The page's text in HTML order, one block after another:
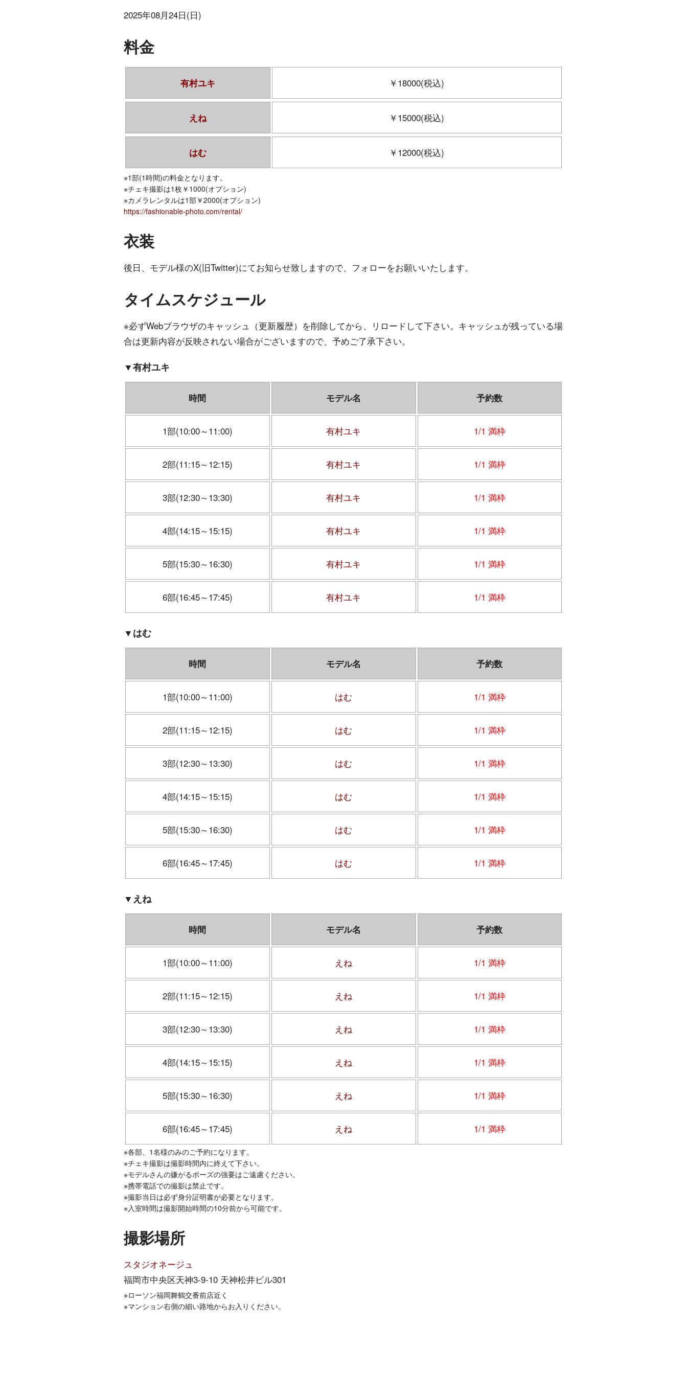
2025年08月24日(日)
料金
有村ユキ ￥18000(税込)
えね ￥15000(税込)
はむ ￥12000(税込)
※1部(1時間)の料金となります。
※チェキ撮影は1枚￥1000(オプション)
※カメラレンタルは1部￥2000(オプション)
https://fashionable-photo.com/rental/
衣装
後日、モデル様のX(旧Twitter)にてお知らせ致しますので、フォローをお願いいたします。
タイムスケジュール
※必ずWebブラウザのキャッシュ（更新履歴）を削除してから、リロードして下さい。キャッシュが残っている場
合は更新内容が反映されない場合がございますので、予めご了承下さい。
▼有村ユキ
時間 モデル名 予約数
1部(10:00～11:00) 有村ユキ 1/1 満枠
2部(11:15～12:15) 有村ユキ 1/1 満枠
3部(12:30～13:30) 有村ユキ 1/1 満枠
4部(14:15～15:15) 有村ユキ 1/1 満枠
5部(15:30～16:30) 有村ユキ 1/1 満枠
6部(16:45～17:45) 有村ユキ 1/1 満枠
▼はむ
時間 モデル名 予約数
1部(10:00～11:00) はむ 1/1 満枠
2部(11:15～12:15) はむ 1/1 満枠
3部(12:30～13:30) はむ 1/1 満枠
4部(14:15～15:15) はむ 1/1 満枠
5部(15:30～16:30) はむ 1/1 満枠
6部(16:45～17:45) はむ 1/1 満枠
▼えね
時間 モデル名 予約数
1部(10:00～11:00) えね 1/1 満枠
2部(11:15～12:15) えね 1/1 満枠
3部(12:30～13:30) えね 1/1 満枠
4部(14:15～15:15) えね 1/1 満枠
5部(15:30～16:30) えね 1/1 満枠
6部(16:45～17:45) えね 1/1 満枠
※各部、1名様のみのご予約になります。
※チェキ撮影は撮影時間内に終えて下さい。
※モデルさんの嫌がるポーズの強要はご遠慮ください。
※携帯電話での撮影は禁止です。
※撮影当日は必ず身分証明書が必要となります。
※入室時間は撮影開始時間の10分前から可能です。
撮影場所
スタジオネージュ
福岡市中央区天神3-9-10 天神松井ビル301
※ローソン福岡舞鶴交番前店近く
※マンション右側の細い路地からお入りください。